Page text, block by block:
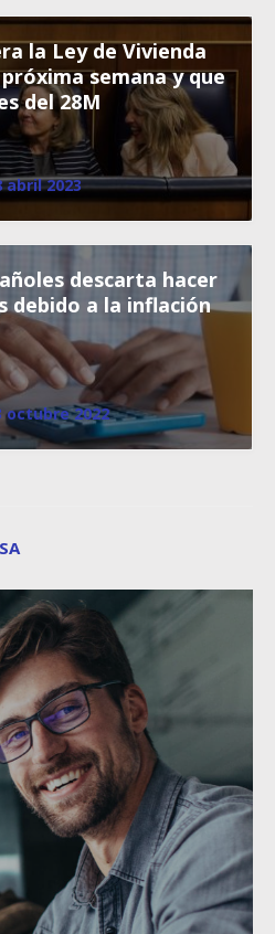
la Ley de Vivienda
semana y que
del 28M
abril 2023
descarta hacer
debido a la inflación
octubre 2022